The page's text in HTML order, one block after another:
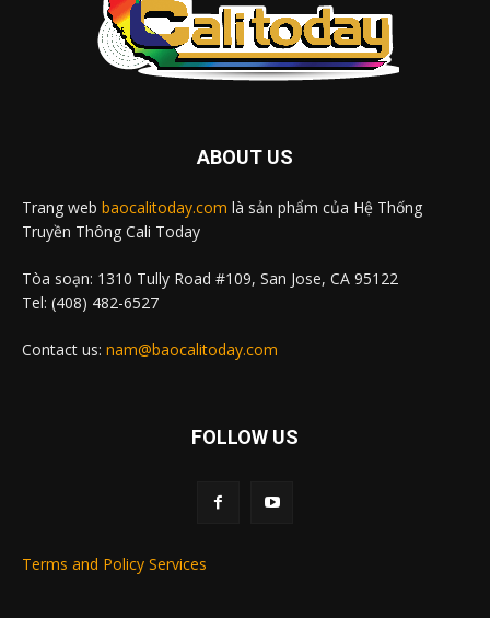
ABOUT US
Trang web baocalitoday.com là sản phẩm của Hệ Thống
Truyền Thông Cali Today
Tòa soạn: 1310 Tully Road #109, San Jose, CA 95122
Tel: (408) 482-6527
Contact us: nam@baocalitoday.com
FOLLOW US
Terms and Policy Services